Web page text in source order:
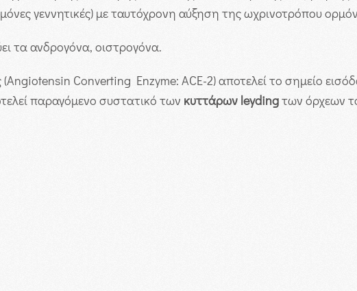
γεννητικές) με ταυτόχρονη αύξηση της ωχρινοτρόπου
τα ανδρογόνα, οιστρογόνα.
(Angiotensin Converting Enzyme: ACE-2) αποτελεί το σημείο
παραγόμενο συστατικό των κυττάρων leydingτων όρχεων